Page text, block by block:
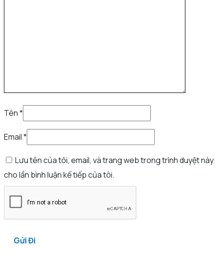
Tên*
Email*
Lưu tên của tôi, email, và trang web trong trình duyệt này
cho lần bình luận kế tiếp của tôi.